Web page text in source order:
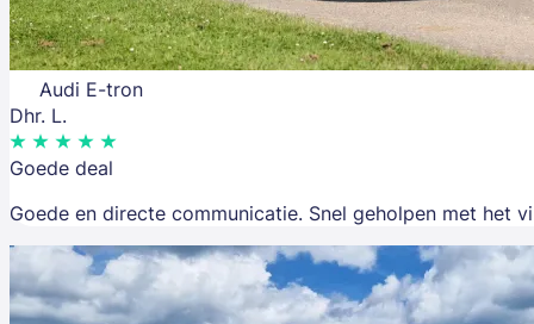
Audi E-tron
Dhr. L.
Goede deal
Goede en directe communicatie. Snel geholpen met het